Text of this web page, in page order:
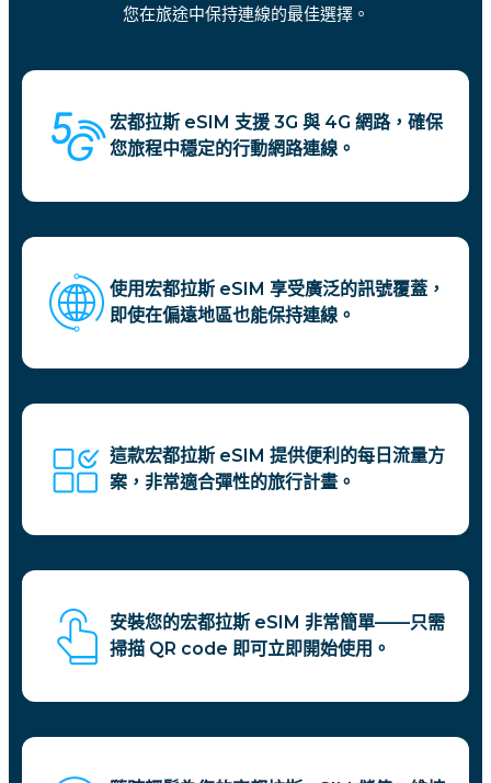
您在旅途中保持連線的最佳選擇。
宏都拉斯 eSIM 支援 3G 與 4G 網路，確保
您旅程中穩定的行動網路連線。
使用宏都拉斯 eSIM 享受廣泛的訊號覆蓋，
即使在偏遠地區也能保持連線。
這款宏都拉斯 eSIM 提供便利的每日流量方
案，非常適合彈性的旅行計畫。
安裝您的宏都拉斯 eSIM 非常簡單——只需
掃描 QR code 即可立即開始使用。